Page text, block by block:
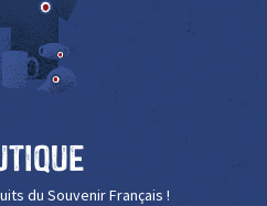
du Souvenir Français !